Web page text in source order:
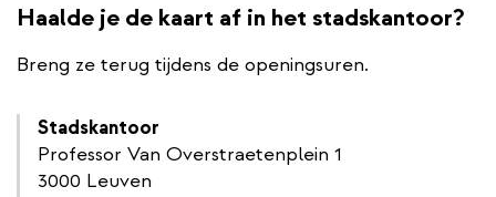
Haalde je de kaart af in het stadskantoor?
Breng ze terug tijdens de openingsuren.
Stadskantoor
Professor Van Overstraetenplein 1
3000 Leuven